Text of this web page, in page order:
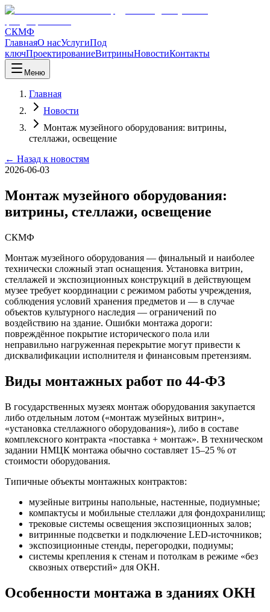
СКМФ
ГлавнаяО насУслугиПод
ключПроектированиеВитриныНовостиКонтакты
Меню
Главная
Новости
Монтаж музейного оборудования: витрины,
стеллажи, освещение
← Назад к новостям
2026-06-03
Монтаж музейного оборудования:
витрины, стеллажи, освещение
СКМФ
Монтаж музейного оборудования — финальный и наиболее
технически сложный этап оснащения. Установка витрин,
стеллажей и экспозиционных конструкций в действующем
музее требует координации с режимом работы учреждения,
соблюдения условий хранения предметов и — в случае
объектов культурного наследия — ограничений по
воздействию на здание. Ошибки монтажа дороги:
повреждённое покрытие исторического пола или
неправильно нагруженная перекрытие могут привести к
дисквалификации исполнителя и финансовым претензиям.
Виды монтажных работ по 44-ФЗ
В государственных музеях монтаж оборудования закупается
либо отдельным лотом («монтаж музейных витрин»,
«установка стеллажного оборудования»), либо в составе
комплексного контракта «поставка + монтаж». В техническом
задании НМЦК монтажа обычно составляет 15–25 % от
стоимости оборудования.
Типичные объекты монтажных контрактов:
музейные витрины напольные, настенные, подиумные;
компактусы и мобильные стеллажи для фондохранилищ;
трековые системы освещения экспозиционных залов;
витринные подсветки и подключение LED-источников;
экспозиционные стенды, перегородки, подиумы;
системы крепления к стенам и потолкам в режиме «без
сквозных отверстий» для ОКН.
Особенности монтажа в зданиях ОКН